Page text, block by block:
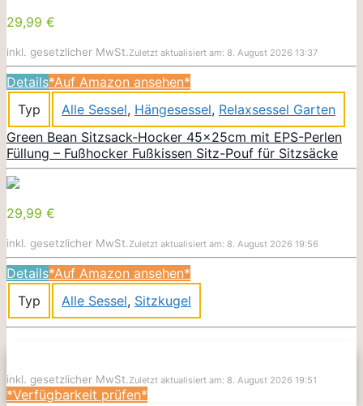
29,99 €
inkl. gesetzlicher MwSt.Zuletzt aktualisiert am: 8. August 2026 13:37
Details*Auf Amazon ansehen*
Typ
Alle Sessel, Hängesessel, Relaxsessel Garten
Green Bean Sitzsack-Hocker 45x25cm mit EPS-Perlen
Füllung – Fußhocker Fußkissen Sitz-Pouf für Sitzsäcke
29,99 €
inkl. gesetzlicher MwSt.Zuletzt aktualisiert am: 8. August 2026 19:56
Details*Auf Amazon ansehen*
Typ
Alle Sessel, Sitzkugel
inkl. gesetzlicher MwSt.Zuletzt aktualisiert am: 8. August 2026 19:51
*Verfügbarkeit prüfen*